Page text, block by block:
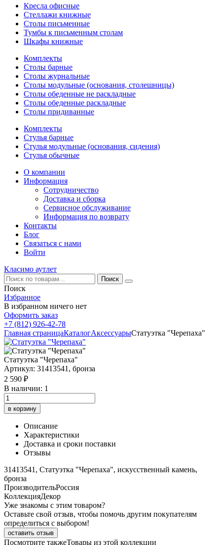
Кресла офисные
Стеллажи книжные
Столы письменные
Тумбы к письменным столам
Шкафы книжные
Комплекты
Столы барные
Столы журнальные
Столы модульные (основания, столешницы)
Столы обеденные не раскладные
Столы обеденные раскладные
Столы придиванные
Комплекты
Стулья барные
Стулья модульные (основания, сидения)
Стулья обычные
О компании
Информация
Сотрудничество
Доставка и сборка
Сервисное обслуживание
Информация по возврату
Контакты
Блог
Связаться с нами
Войти
Класимо аутлет
Поиск
Избранное
В избранном ничего нет
Оформить заказ
+7 (812) 926-42-78
Главная страницаКаталогАксессуарыСтатуэтка "Черепаха"
Статуэтка "Черепаха"
Артикул: 31413541, бронза
2 590 ₽
В наличии: 1
в корзину
Описание
Характеристики
Доставка и сроки поставки
Отзывы
31413541, Статуэтка "Черепаха", искусственный камень,
бронза
ПроизводительРоссия
КоллекцияДекор
Уже знакомы с этим товаром?
Оставьте свой отзыв, чтобы помочь другим покупателям
определиться с выбором!
оставить отзыв
Посмотрите такжеТовары из этой коллекции